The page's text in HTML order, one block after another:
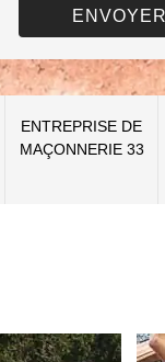
ENTREPRISE DE
MAÇONNERIE 33